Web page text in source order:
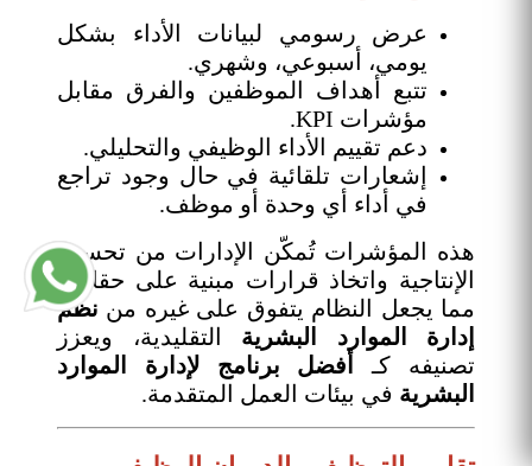
عرض رسومي لبيانات الأداء بشكل
يومي، أسبوعي، وشهري.
تتبع أهداف الموظفين والفرق مقابل
مؤشرات KPI.
دعم تقييم الأداء الوظيفي والتحليلي.
إشعارات تلقائية في حال وجود تراجع
في أداء أي وحدة أو موظف.
هذه المؤشرات تُمكّن الإدارات من تحسين
الإنتاجية واتخاذ قرارات مبنية على حقائق،
مما يجعل النظام يتفوق على غيره من نظم
إدارة الموارد البشرية التقليدية، ويعزز
تصنيفه كـ
أفضل برنامج لإدارة الموارد
البشرية في بيئات العمل المتقدمة.